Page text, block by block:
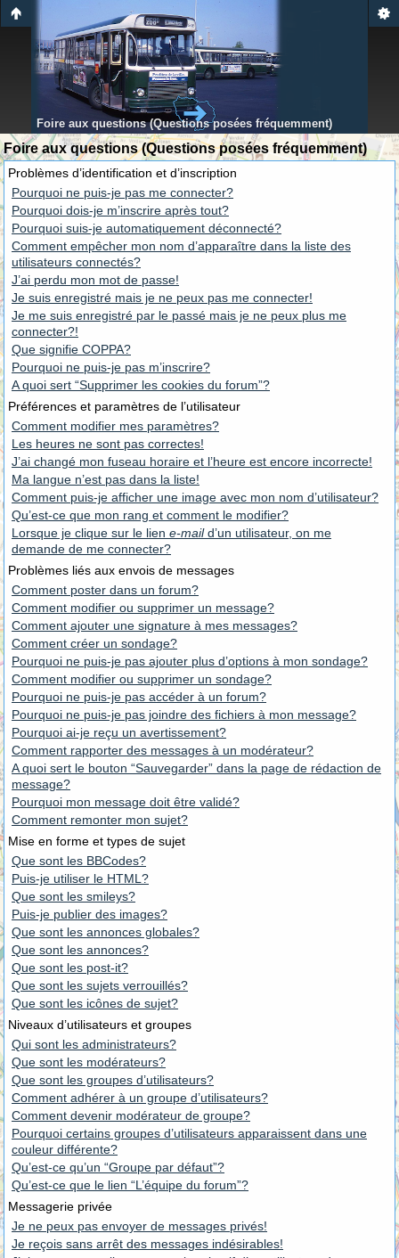
Foire aux questions (Questions posées fréquemment)
Foire aux questions (Questions posées fréquemment)
Problèmes d’identification et d’inscription
Pourquoi ne puis-je pas me connecter?
Pourquoi dois-je m’inscrire après tout?
Pourquoi suis-je automatiquement déconnecté?
Comment empêcher mon nom d’apparaître dans la liste des
utilisateurs connectés?
J’ai perdu mon mot de passe!
Je suis enregistré mais je ne peux pas me connecter!
Je me suis enregistré par le passé mais je ne peux plus me
connecter?!
Que signifie COPPA?
Pourquoi ne puis-je pas m’inscrire?
A quoi sert “Supprimer les cookies du forum”?
Préférences et paramètres de l’utilisateur
Comment modifier mes paramètres?
Les heures ne sont pas correctes!
J’ai changé mon fuseau horaire et l’heure est encore incorrecte!
Ma langue n’est pas dans la liste!
Comment puis-je afficher une image avec mon nom d’utilisateur?
Qu’est-ce que mon rang et comment le modifier?
Lorsque je clique sur le lien e-maild’un utilisateur, on me
demande de me connecter?
Problèmes liés aux envois de messages
Comment poster dans un forum?
Comment modifier ou supprimer un message?
Comment ajouter une signature à mes messages?
Comment créer un sondage?
Pourquoi ne puis-je pas ajouter plus d’options à mon sondage?
Comment modifier ou supprimer un sondage?
Pourquoi ne puis-je pas accéder à un forum?
Pourquoi ne puis-je pas joindre des fichiers à mon message?
Pourquoi ai-je reçu un avertissement?
Comment rapporter des messages à un modérateur?
A quoi sert le bouton “Sauvegarder” dans la page de rédaction de
message?
Pourquoi mon message doit être validé?
Comment remonter mon sujet?
Mise en forme et types de sujet
Que sont les BBCodes?
Puis-je utiliser le HTML?
Que sont les smileys?
Puis-je publier des images?
Que sont les annonces globales?
Que sont les annonces?
Que sont les post-it?
Que sont les sujets verrouillés?
Que sont les icônes de sujet?
Niveaux d’utilisateurs et groupes
Qui sont les administrateurs?
Que sont les modérateurs?
Que sont les groupes d’utilisateurs?
Comment adhérer à un groupe d’utilisateurs?
Comment devenir modérateur de groupe?
Pourquoi certains groupes d’utilisateurs apparaissent dans une
couleur différente?
Qu’est-ce qu’un “Groupe par défaut”?
Qu’est-ce que le lien “L’équipe du forum”?
Messagerie privée
Je ne peux pas envoyer de messages privés!
Je reçois sans arrêt des messages indésirables!